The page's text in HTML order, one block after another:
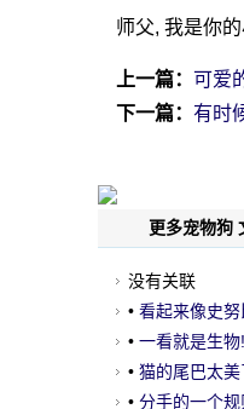
师父, 我是你
上一篇： 可爱
下一篇： 有时
更多宠物狗
没有关联
• 看起来像史
• 一看就是生
• 猫的尾巴太
• 分手的一个